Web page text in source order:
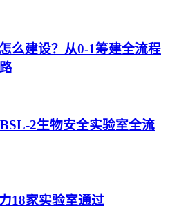
么建设？从0-1筹建全流程
2生物安全实验室全流
18家实验室通过